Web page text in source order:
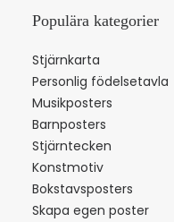
Populära kategorier
Stjärnkarta
Personlig födelsetavla
Musikposters
Barnposters
Stjärntecken
Konstmotiv
Bokstavsposters
Skapa egen poster